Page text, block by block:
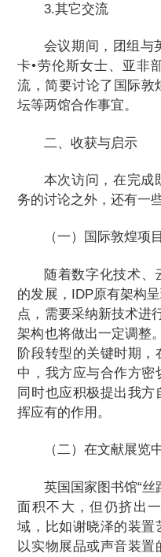
3.其它交流
会议期间，团组与
卡•劳伦斯女士、亚非
流，简要讨论了国际敦
坛等两馆合作事宜。
二、收获与启示
本次访问，在完成
务的讨论之外，还有一
（一）国际敦煌项
随着数字化技术、
的发展，IDP原有架构
点，需要采纳新技术进
架构也将做出一定调整
阶段转型的关键时期
中，我方应与合作方密
同时也应积极提出我
挥应有的作用。
（二）在文献展览
英国国家图书馆“
面积不大，但仍挤出
域，比如谢晓泽的装置
以实物展品或声音装